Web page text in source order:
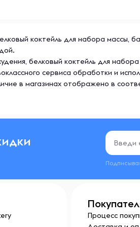
коктейль для набора массы,
белковый коктейль для
сервиса обработки и
в магазинах отображено в
Процесс